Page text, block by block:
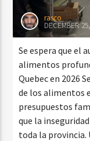
rasco
DECEMBER
Se espera que el
alimentos
Quebec en 2026
de los alimentos
presupuestos
que la
toda la